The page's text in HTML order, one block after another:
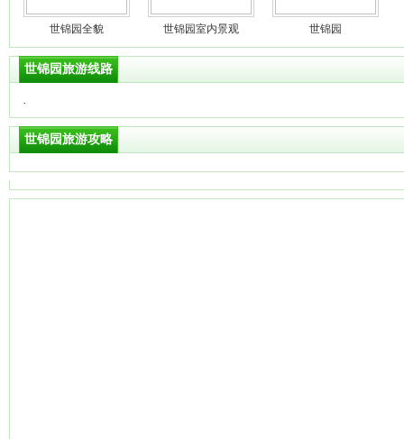
世锦园全貌 世锦园室内景观 世锦园
世锦园旅游线路
·
世锦园旅游攻略